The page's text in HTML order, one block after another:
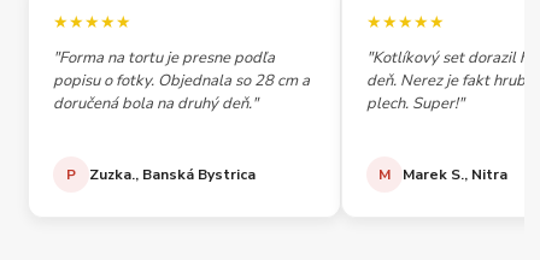
★★★★★
"Forma na tortu je presne podľa
popisu o fotky. Objednala so 28 cm a
doručená bola na druhý deň."
P Zuzka., Banská Bystrica
★★★★★
"Kotlíkový set dorazil
deň. Nerez je fakt
plech. Super!"
M Marek S., Nitra